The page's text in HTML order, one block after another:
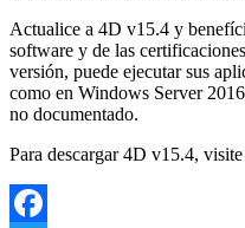
Actualice a 4D v15.4 y
software y de las
versión, puede ejecutar sus
como en Windows Server
no documentado.
Para descargar 4D v15.4,